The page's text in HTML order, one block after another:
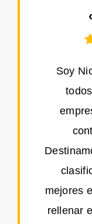
Soy
mejores
rellenar